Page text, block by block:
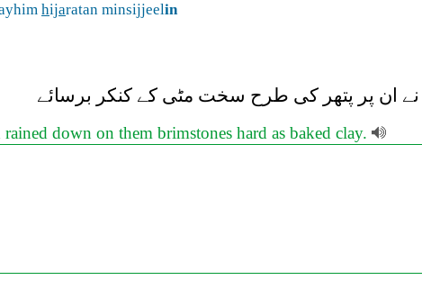
hijaratan minsijjeelin
ان پر پتھر کی طرح سخت مٹی کے کنکر برسائے
down on them brimstones hard as baked clay.